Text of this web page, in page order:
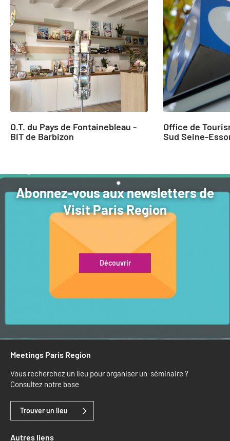
1
to
2
of
24
O.T. du Pays de Fontainebleau -
BIT de Barbizon
Office de
Sud Seine-
Abonnez-vous aux newsletters de
Visit Paris Region
Découvrir
Meetings Paris Region
Vous recherchez un lieu pour organiser un séminaire ?
Consultez notre base
Trouver un lieu
Autres liens